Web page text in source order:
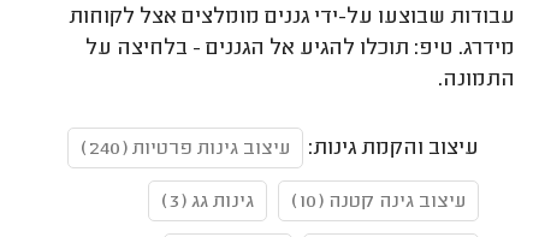
עבודות שבוצעו על-ידי גננים מומלצים אצל לקוחות
מידרג. טיפ: תוכלו להגיע אל הגננים - בלחיצה על
התמונה.
עיצוב והקמת גינות: עיצוב גינות פרטיות (240)
עיצוב גינה קטנה (10) גינות גג (3)